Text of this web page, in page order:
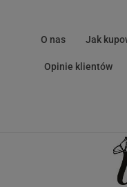
O nas Jak
Opinie klientów